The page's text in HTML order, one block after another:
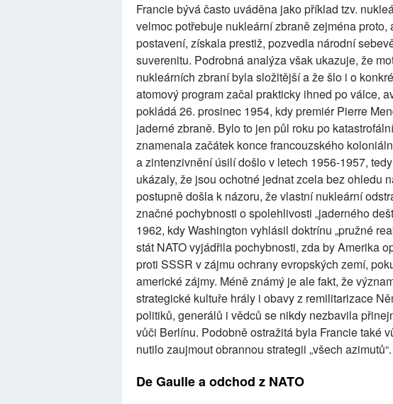
Francie bývá často uváděna jako příklad tzv.
velmoc potřebuje nukleární zbraně zejména
postavení, získala prestiž, pozvedla národní
suverenitu. Podrobná analýza však ukazuje, že
nukleárních zbraní byla složitější a že šlo i o
atomový program začal prakticky ihned po válce,
pokládá 26. prosinec 1954, kdy premiér Pierre
jaderné zbraně. Bylo to jen půl roku po
znamenala začátek konce francouzského
a zintenzivnění úsilí došlo v letech 1956-1957,
ukázaly, že jsou ochotné jednat zcela bez ohledu
postupně došla k názoru, že vlastní nukleární
značné pochybnosti o spolehlivosti „jaderného
1962, kdy Washington vyhlásil doktrínu „pružné
stát NATO vyjádřila pochybnosti, zda by Amerika
proti SSSR v zájmu ochrany evropských zemí,
americké zájmy. Méně známý je ale fakt, že
strategické kultuře hrály i obavy z remilitarizace
politiků, generálů i vědců se nikdy nezbavila
vůči Berlínu. Podobně ostražitá byla Francie také
nutilo zaujmout obrannou strategii „všech azimutů“.
De Gaulle a odchod z NATO